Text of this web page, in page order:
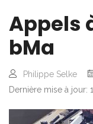
Appels
bMa
Philippe Selke
Dernière mise à jour: